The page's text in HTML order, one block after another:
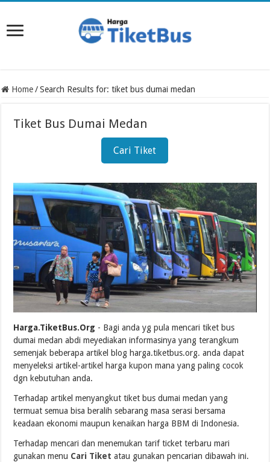
Home / Search Results for: tiket bus dumai medan
Tiket Bus Dumai Medan
Cari Tiket
Harga.TiketBus.Org - Bagi anda yg pula mencari tiket bus
dumai medan abdi meyediakan informasinya yang terangkum
semenjak beberapa artikel blog harga.tiketbus.org. anda dapat
menyeleksi artikel-artikel harga kupon mana yang paling cocok
dgn kebutuhan anda.
Terhadap artikel menyangkut tiket bus dumai medan yang
termuat semua bisa beralih sebarang masa serasi bersama
keadaan ekonomi maupun kenaikan harga BBM di Indonesia.
Terhadap mencari dan menemukan tarif ticket terbaru mari
gunakan menu Cari Tiket atau gunakan pencarian dibawah ini.